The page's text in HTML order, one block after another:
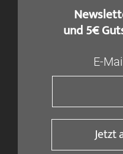
und 5€
E-
Jetzt